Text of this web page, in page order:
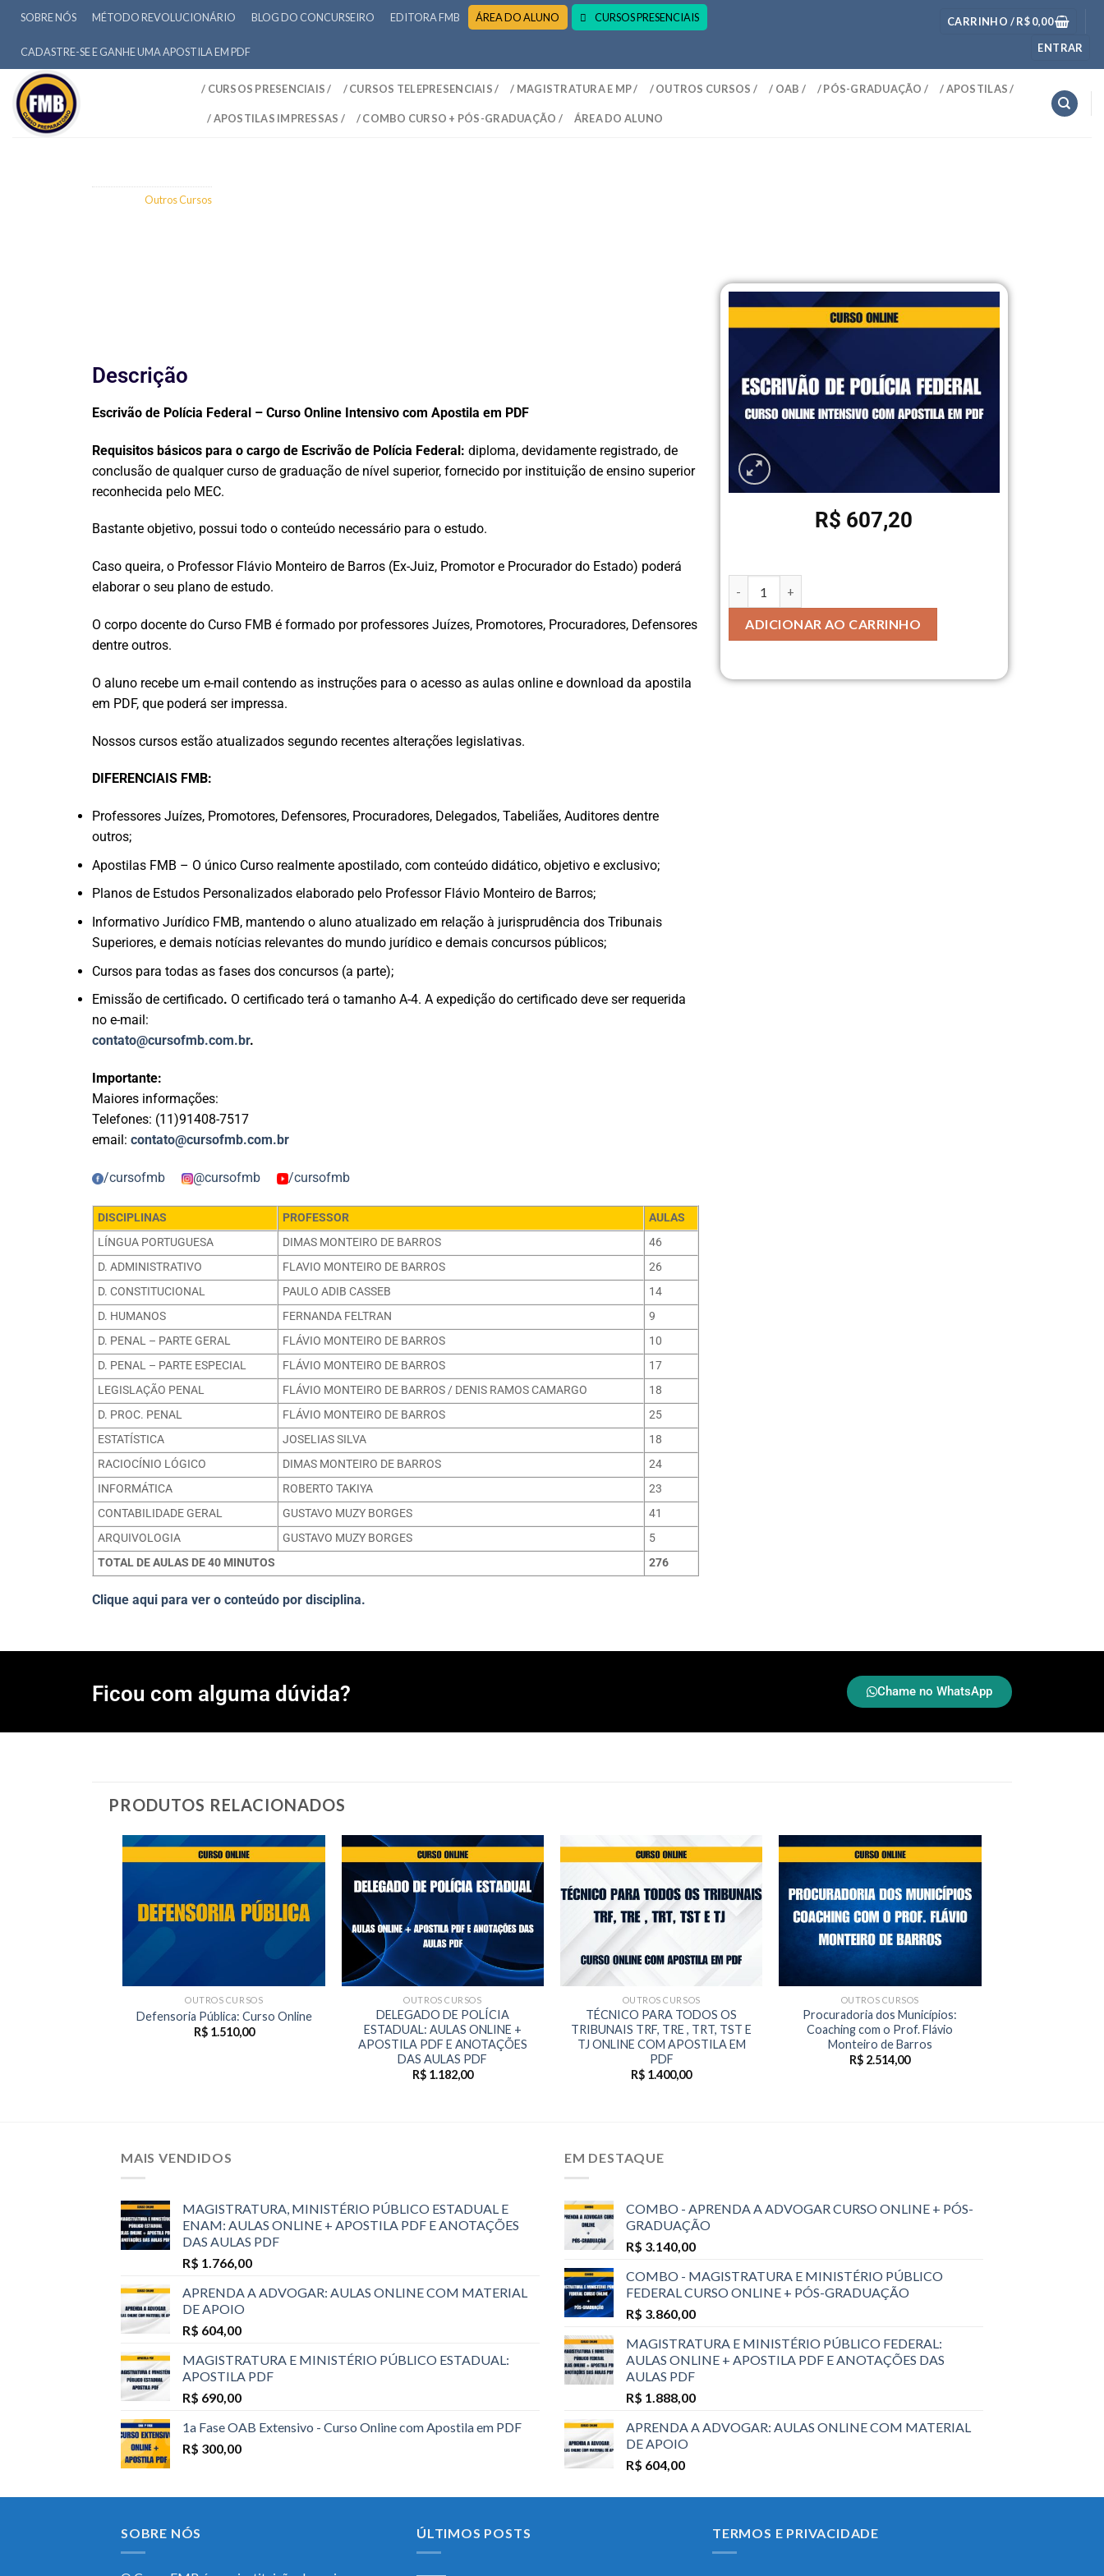
SOBRE NÓS MÉTODO REVOLUCIONÁRIO BLOG DO CONCURSEIRO EDITORA FMB ÁREA DO ALUNO CURSOS PRESENCIAIS
CADASTRE-SE E GANHE UMA APOSTILA EM PDF
CARRINHO /R$0,00
ENTRAR
/ CURSOS PRESENCIAIS / / CURSOS TELEPRESENCIAIS / / MAGISTRATURA E MP / / OUTROS CURSOS / / OAB / / PÓS-GRADUAÇÃO / / APOSTILAS /
/ APOSTILAS IMPRESSAS / / COMBO CURSO + PÓS-GRADUAÇÃO / ÁREA DO ALUNO
Outros Cursos
Descrição
Escrivão de Polícia Federal – Curso Online Intensivo com Apostila em PDF
Requisitos básicos para o cargo de Escrivão de Polícia Federal: diploma, devidamente registrado, de
conclusão de qualquer curso de graduação de nível superior, fornecido por instituição de ensino superior
reconhecida pelo MEC.
Bastante objetivo, possui todo o conteúdo necessário para o estudo.
Caso queira, o Professor Flávio Monteiro de Barros (Ex-Juiz, Promotor e Procurador do Estado) poderá
elaborar o seu plano de estudo.
O corpo docente do Curso FMB é formado por professores Juízes, Promotores, Procuradores, Defensores
dentre outros.
O aluno recebe um e-mail contendo as instruções para o acesso as aulas online e download da apostila
em PDF, que poderá ser impressa.
Nossos cursos estão atualizados segundo recentes alterações legislativas.
DIFERENCIAIS FMB:
Professores Juízes, Promotores, Defensores, Procuradores, Delegados, Tabeliães, Auditores dentre
outros;
Apostilas FMB – O único Curso realmente apostilado, com conteúdo didático, objetivo e exclusivo;
Planos de Estudos Personalizados elaborado pelo Professor Flávio Monteiro de Barros;
Informativo Jurídico FMB, mantendo o aluno atualizado em relação à jurisprudência dos Tribunais
Superiores, e demais notícias relevantes do mundo jurídico e demais concursos públicos;
Cursos para todas as fases dos concursos (a parte);
Emissão de certificado. O certificado terá o tamanho A-4. A expedição do certificado deve ser requerida
no e-mail:
contato@cursofmb.com.br.
Importante:
Maiores informações:
Telefones: (11)91408-7517
email: contato@cursofmb.com.br
/cursofmb @cursofmb /cursofmb
DISCIPLINAS PROFESSOR
AULAS
LÍNGUA PORTUGUESA
DIMAS MONTEIRO DE BARROS
46
D. ADMINISTRATIVO
FLAVIO MONTEIRO DE BARROS
26
D. CONSTITUCIONAL
PAULO ADIB CASSEB
14
D. HUMANOS
FERNANDA FELTRAN
9
D. PENAL – PARTE GERAL
FLÁVIO MONTEIRO DE BARROS
10
D. PENAL – PARTE ESPECIAL
FLÁVIO MONTEIRO DE BARROS
17
LEGISLAÇÃO PENAL
FLÁVIO MONTEIRO DE BARROS / DENIS RAMOS CAMARGO
18
D. PROC. PENAL
FLÁVIO MONTEIRO DE BARROS
25
ESTATÍSTICA
JOSELIAS SILVA
18
RACIOCÍNIO LÓGICO
DIMAS MONTEIRO DE BARROS
24
INFORMÁTICA
ROBERTO TAKIYA
23
CONTABILIDADE GERAL
GUSTAVO MUZY BORGES
41
ARQUIVOLOGIA
GUSTAVO MUZY BORGES
5
TOTAL DE AULAS DE 40 MINUTOS
276
Clique aqui para ver o conteúdo por disciplina.
R$ 607,20
ADICIONAR AO CARRINHO
Ficou com alguma dúvida? Chame no WhatsApp
PRODUTOS RELACIONADOS
OUTROS CURSOS
Defensoria Pública: Curso Online
R$1.510,00
OUTROS CURSOS
DELEGADO DE POLÍCIA
ESTADUAL: AULAS ONLINE +
APOSTILA PDF E ANOTAÇÕES
DAS AULAS PDF
R$1.182,00
OUTROS CURSOS
TÉCNICO PARA TODOS OS
TRIBUNAIS TRF, TRE , TRT, TST E
TJ ONLINE COM APOSTILA EM
PDF
R$ 1.400,00
OUTROS CURSOS
Procuradoria dos Municípios:
Coaching com o Prof. Flávio
Monteiro de Barros
R$ 2.514,00
MAIS VENDIDOS
MAGISTRATURA, MINISTÉRIO PÚBLICO ESTADUAL E
ENAM: AULAS ONLINE + APOSTILA PDF E ANOTAÇÕES
DAS AULAS PDF
R$ 1.766,00
APRENDA A ADVOGAR: AULAS ONLINE COM MATERIAL
DE APOIO
R$ 604,00
MAGISTRATURA E MINISTÉRIO PÚBLICO ESTADUAL:
APOSTILA PDF
R$ 690,00
1a Fase OAB Extensivo - Curso Online com Apostila em PDF
R$ 300,00
EM DESTAQUE
COMBO - APRENDA A ADVOGAR CURSO ONLINE + PÓS-
GRADUAÇÃO
R$ 3.140,00
COMBO - MAGISTRATURA E MINISTÉRIO PÚBLICO
FEDERAL CURSO ONLINE + PÓS-GRADUAÇÃO
R$ 3.860,00
MAGISTRATURA E MINISTÉRIO PÚBLICO FEDERAL:
AULAS ONLINE + APOSTILA PDF E ANOTAÇÕES DAS
AULAS PDF
R$ 1.888,00
APRENDA A ADVOGAR: AULAS ONLINE COM MATERIAL
DE APOIO
R$ 604,00
SOBRE NÓS ÚLTIMOS POSTS TERMOS E PRIVACIDADE